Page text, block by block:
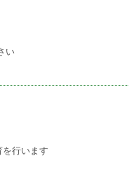
い
行います